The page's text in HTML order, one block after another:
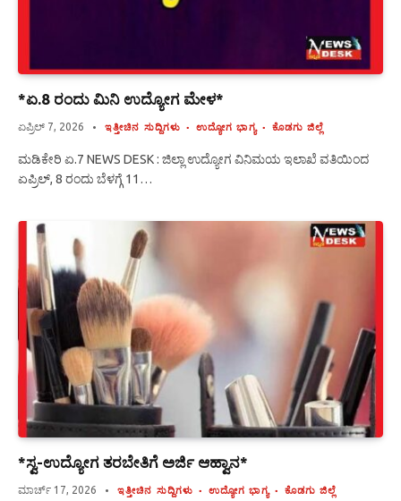
*ಏ.8 ರಂದು ಮಿನಿ ಉದ್ಯೋಗ ಮೇಳ*
ಏಪ್ರಿಲ್ 7, 2026 ಇತ್ತೀಚಿನ ಸುದ್ದಿಗಳು ಉದ್ಯೋಗ ಭಾಗ್ಯ ಕೊಡಗು ಜಿಲ್ಲೆ
ಮಡಿಕೇರಿ ಏ.7 NEWS DESK : ಜಿಲ್ಲಾ ಉದ್ಯೋಗ ವಿನಿಮಯ ಇಲಾಖೆ ವತಿಯಿಂದ
ಏಪ್ರಿಲ್, 8 ರಂದು ಬೆಳಗ್ಗೆ 11…
*ಸ್ವ-ಉದ್ಯೋಗ ತರಬೇತಿಗೆ ಅರ್ಜಿ ಆಹ್ವಾನ*
ಮಾರ್ಚ್ 17, 2026 ಇತ್ತೀಚಿನ ಸುದ್ದಿಗಳು ಉದ್ಯೋಗ ಭಾಗ್ಯ ಕೊಡಗು ಜಿಲ್ಲೆ